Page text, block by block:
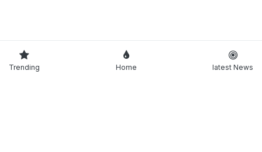
Trending Home latest News